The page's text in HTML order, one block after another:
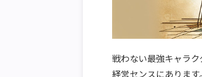
戦わない最強キャラ
経営センスにありま